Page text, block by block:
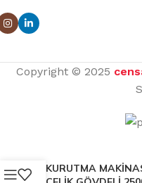
Copyright © 2025
KURUTMA